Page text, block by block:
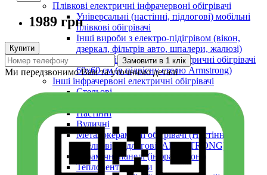
Плівкові електричні інфрачервоні обігрівачі
Універсальні (настінні, підлогові) мобільні
плівкові обігрівачі
Інші вироби з електро-підігрівом (вікон,
дзеркал, фільтрів авто, шпалери, жалюзі)
Стельові інфрачервоні електричні обігрівачі
60х60 см (в підвісну стелю Armstrong)
Інші інфрачервоні електричні обігрівачі
Стельові
Настінні
Вуличні
Металокерамічні обігрівачі (Настінні,
Стельові, Підлогові, ARMSTRONG)
Керамічні панелі (інфрачервоні)
Тепловентилятори
1989 грн
Купити
Замовити в 1 клік
Ми передзвонимо Вам та уточнимо деталі